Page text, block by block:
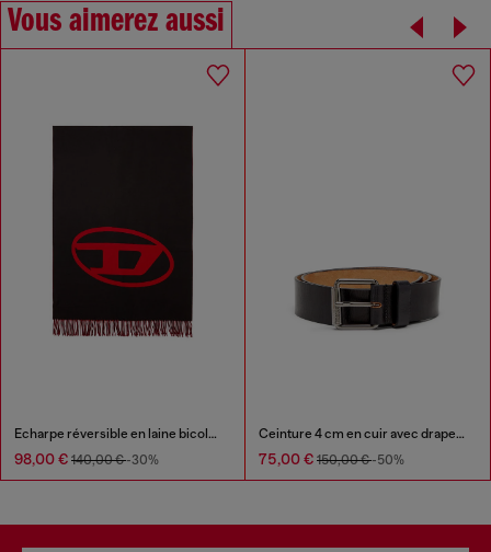
Vous aimerez aussi
Écharpe réversible en laine bicolore
98,00 € 140,00 €-30%
Ceinture 4 cm en cuir avec drapeau à logo de la cinquième poche
75,00 € 150,00 €-50%